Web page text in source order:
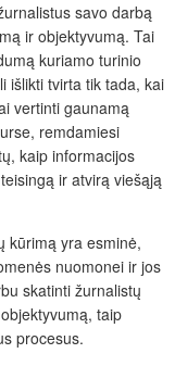
savo darbą
ir objektyvumą. Tai
kuriamo turinio
išlikti tvirta tik tada, kai
vertinti gaunamą
remdamiesi
kaip informacijos
ir atvirą viešąją
kūrimą yra esminė,
nuomonei ir jos
skatinti žurnalistų
taip
procesus.